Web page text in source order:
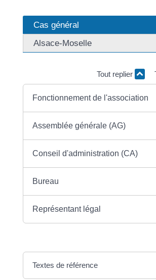
Cas général
Alsace-Moselle
Tout replier
Fonctionnement de l'association
Assemblée générale (AG)
Conseil d'administration (CA)
Bureau
Représentant légal
Textes de référence